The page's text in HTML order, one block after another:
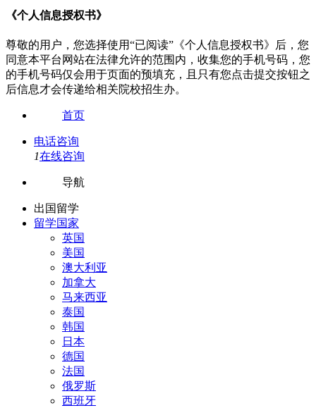
《个人信息授权书》
尊敬的用户，您选择使用“已阅读”《个人信息授权书》后，您
同意本平台网站在法律允许的范围内，收集您的手机号码，您
的手机号码仅会用于页面的预填充，且只有您点击提交按钮之
后信息才会传递给相关院校招生办。
首页
电话咨询
1在线咨询
导航
出国留学
留学国家
英国
美国
澳大利亚
加拿大
马来西亚
泰国
韩国
日本
德国
法国
俄罗斯
西班牙